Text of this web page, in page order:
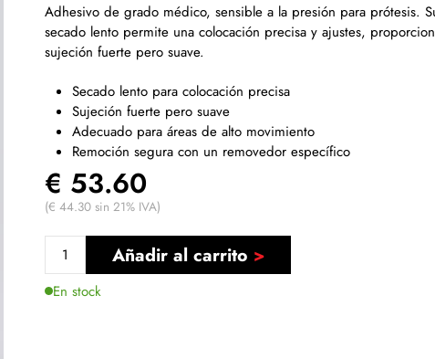
Adhesivo de grado médico, sensible a la presión para prótesis.
secado lento permite una colocación precisa y ajustes,
sujeción fuerte pero suave.
Secado lento para colocación precisa
Sujeción fuerte pero suave
Adecuado para áreas de alto movimiento
Remoción segura con un removedor específico
€ 53.60
(€ 44.30 sin 21% IVA)
Añadir al carrito
En stock